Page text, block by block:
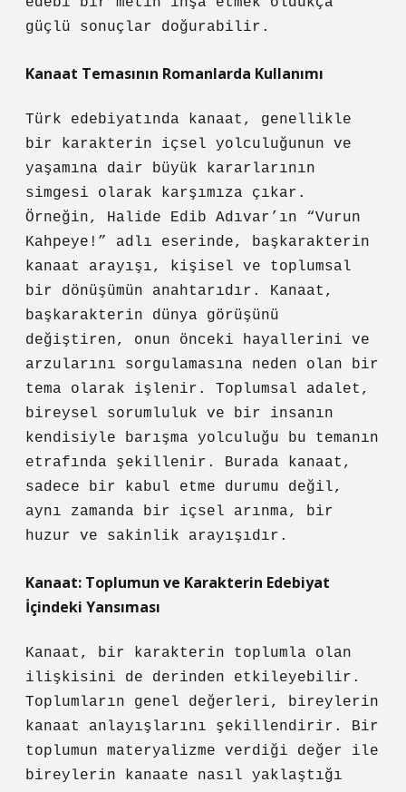
güçlü sonuçlar doğurabilir.
Kanaat Temasının Romanlarda Kullanımı
Türk edebiyatında kanaat, genellikle
bir karakterin içsel yolculuğunun ve
yaşamına dair büyük kararlarının
simgesi olarak karşımıza çıkar.
Örneğin, Halide Edib Adıvar’ın “Vurun
Kahpeye!” adlı eserinde, başkarakterin
kanaat arayışı, kişisel ve toplumsal
bir dönüşümün anahtarıdır. Kanaat,
başkarakterin dünya görüşünü
değiştiren, onun önceki hayallerini ve
arzularını sorgulamasına neden olan bir
tema olarak işlenir. Toplumsal adalet,
bireysel sorumluluk ve bir insanın
kendisiyle barışma yolculuğu bu temanın
etrafında şekillenir. Burada kanaat,
sadece bir kabul etme durumu değil,
aynı zamanda bir içsel arınma, bir
huzur ve sakinlik arayışıdır.
Kanaat: Toplumun ve Karakterin Edebiyat
İçindeki Yansıması
Kanaat, bir karakterin toplumla olan
ilişkisini de derinden etkileyebilir.
Toplumların genel değerleri, bireylerin
kanaat anlayışlarını şekillendirir. Bir
toplumun materyalizme verdiği değer ile
bireylerin kanaate nasıl yaklaştığı